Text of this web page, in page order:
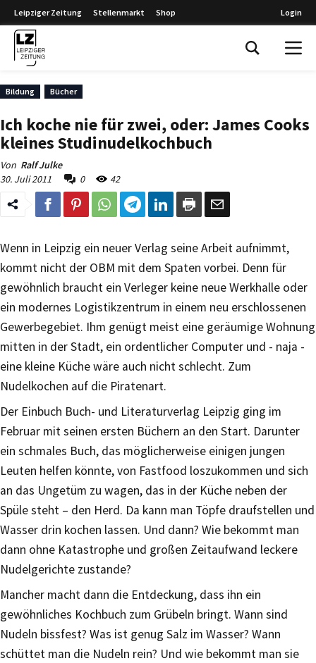
Leipziger Zeitung Stellenmarkt Shop Login
Bildung Bücher
Ich koche nie für zwei, oder: James Cooks
kleines Studinudelkochbuch
Von Ralf Julke
30. Juli 2011
0 42
Wenn in Leipzig ein neuer Verlag seine Arbeit aufnimmt,
kommt nicht der OBM mit dem Spaten vorbei. Denn für
gewöhnlich braucht ein Verleger keine neue Werkhalle oder
ein modernes Logistikzentrum in einem neu erschlossenen
Gewerbegebiet. Ihm genügt meist eine geräumige Wohnung
mitten in der Stadt, ein ordentlicher Computer und - naja -
eine kleine Küche wäre auch nicht schlecht. Zum
Nudelkochen auf die Piratenart.
Der Einbuch Buch- und Literaturverlag Leipzig ging im
Februar mit seinen ersten Büchern an den Start. Darunter
ein schmales Buch, das möglicherweise einigen jungen
Leuten helfen könnte, von Fastfood loszukommen und sich
an das Ungetüm zu wagen, das in der Küche neben der
Spüle steht – den Herd. Da kann man Töpfe draufstellen und
Wasser drin kochen lassen. Und dann? Wie bekommt man
dann ohne Katastrophe und großen Zeitaufwand leckere
Nudelgerichte zustande?
Mancher macht dann die Entdeckung, dass ihn ein
gewöhnliches Kochbuch zum Grübeln bringt. Wann sind
Nudeln bissfest? Was ist genug Salz im Wasser? Wann
schüttet man die Nudeln rein? Und wie bekommt man sie